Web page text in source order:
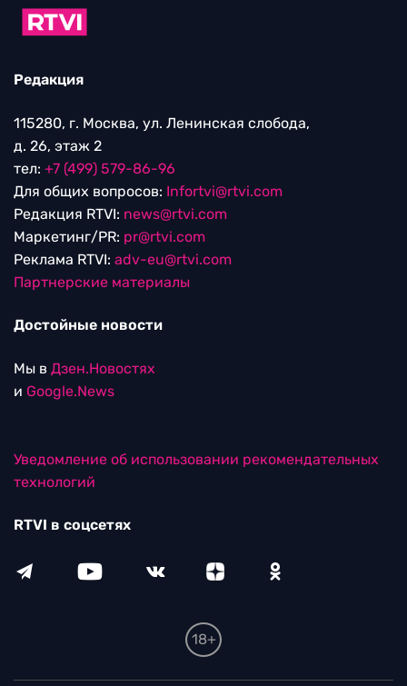
Редакция
115280, г. Москва, ул. Ленинская слобода,
д. 26, этаж 2
тел: +7 (499) 579-86-96
Для общих вопросов: Infortvi@rtvi.com
Редакция RTVI: news@rtvi.com
Маркетинг/PR: pr@rtvi.com
Реклама RTVI: adv-eu@rtvi.com
Партнерские материалы
Достойные новости
Мы в Дзен.Новостях
и Google.News
Уведомление об использовании рекомендательных
технологий
RTVI в соцсетях
18+